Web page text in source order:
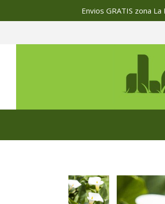
Envios GRATIS zona